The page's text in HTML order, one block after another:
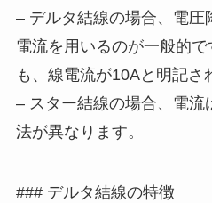
– デルタ結線の場合、電圧
電流を用いるのが一般的
も、線電流が10Aと明記さ
– スター結線の場合、電流
法が異なります。
### デルタ結線の特徴